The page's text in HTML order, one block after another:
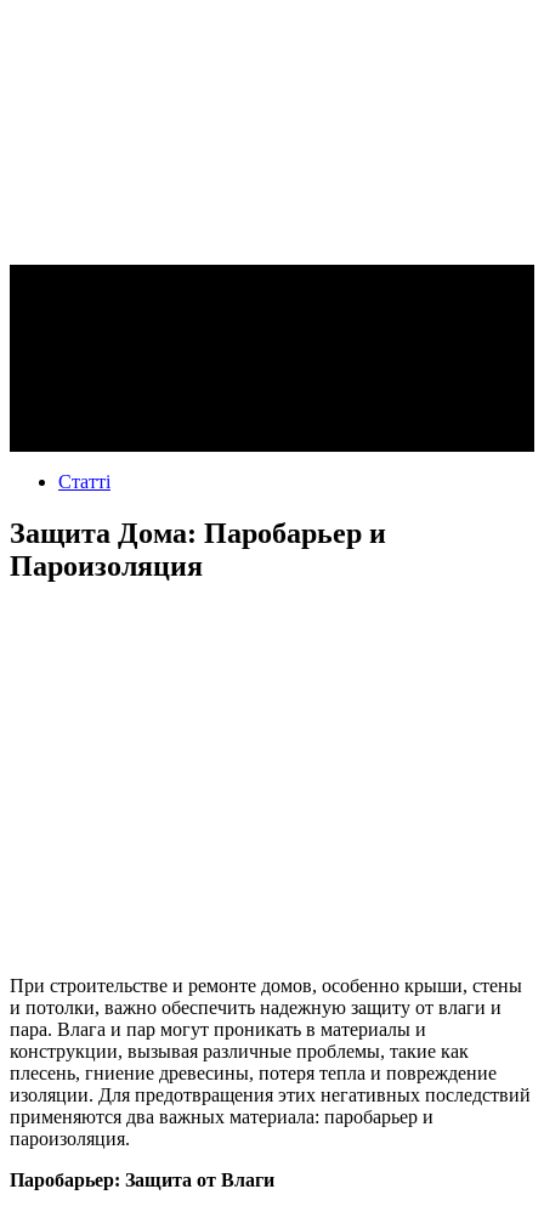
Статті
Защита Дома: Паробарьер и
Пароизоляция
При строительстве и ремонте домов, особенно крыши, стены
и потолки, важно обеспечить надежную защиту от влаги и
пара. Влага и пар могут проникать в материалы и
конструкции, вызывая различные проблемы, такие как
плесень, гниение древесины, потеря тепла и повреждение
изоляции. Для предотвращения этих негативных последствий
применяются два важных материала: паробарьер и
пароизоляция.
Паробарьер: Защита от Влаги